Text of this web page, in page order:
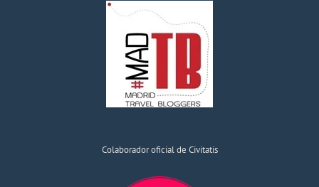
Colaborador oficial de Civitatis